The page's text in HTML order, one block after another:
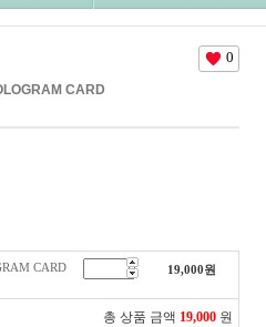
0
CARD
CARD
19,000원
총 상품 금액 19,000 원